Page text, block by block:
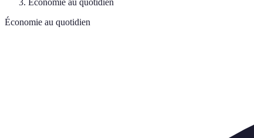
Économie au quotidien
Économie au quotidien